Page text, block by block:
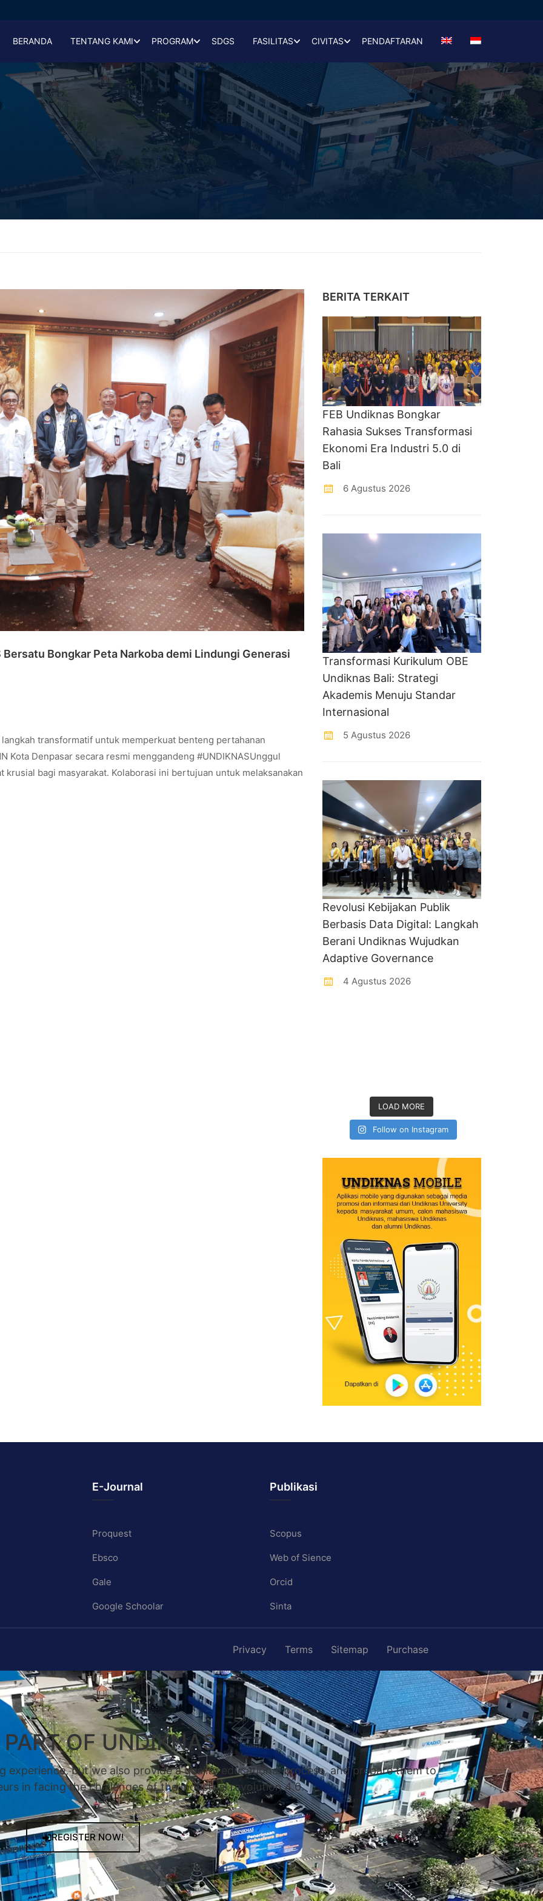
BERANDA TENTANG KAMI PROGRAM SDGS FASILITAS CIVITAS PENDAFTARAN
Bersatu Bongkar Peta Narkoba demi Lindungi Generasi
transformatif untuk memperkuat benteng pertahanan
Kota Denpasar secara resmi menggandeng #UNDIKNASUnggul
bagi masyarakat. Kolaborasi ini bertujuan untuk melaksanakan
BERITA TERKAIT
FEB Undiknas Bongkar
Rahasia Sukses Transformasi
Ekonomi Era Industri 5.0 di
Bali
6 Agustus 2026
Transformasi Kurikulum OBE
Undiknas Bali: Strategi
Akademis Menuju Standar
Internasional
5 Agustus 2026
Revolusi Kebijakan Publik
Berbasis Data Digital: Langkah
Berani Undiknas Wujudkan
Adaptive Governance
4 Agustus 2026
LOAD MORE
Follow on Instagram
E-Journal
Proquest
Ebsco
Gale
Google Schoolar
Publikasi
Scopus
Web of Sience
Orcid
Sinta
Privacy Terms Sitemap Purchase
OF UNDIKNAS
but we also provide a quality educational process, and prepare them to
in facing the challenges of the industrial revolution 4.0.
REGISTER NOW!